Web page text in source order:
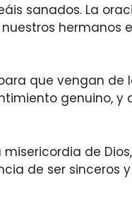
sanados. La
hermanos
que vengan de
genuino, y
de
de ser sinceros